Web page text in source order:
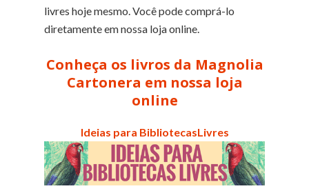
livres hoje mesmo. Você pode comprá-lo
diretamente em nossa loja online.
Conheça os livros da Magnolia
Cartonera em nossa loja
online
Ideias para BibliotecasLivres